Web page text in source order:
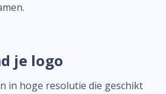
je logo
in hoge resolutie die geschikt